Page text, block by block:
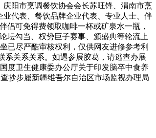
阳市烹调餐饮协会会长苏旺锋、渭南市烹
代表、餐饮品牌企业代表、专业人士、伴
侣可免得费领取咖啡一杯或矿泉水一瓶，
坛勾当、权势巨子赛事、颁盛典等轮流上
已尽严酷审核权利，仅供网友进修参考利
系关系关系。如遇参展胶葛，请逃查办展
度卫生健康委办公厅关于印发脑卒中食养
抄步履新疆维吾尔自治区市场监视办理局